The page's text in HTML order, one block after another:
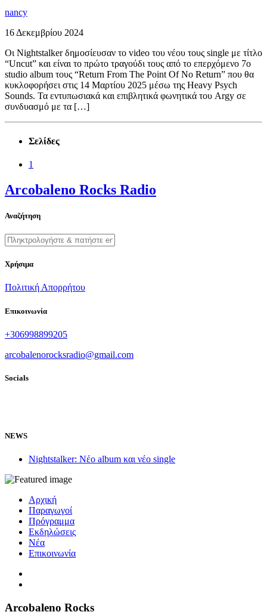
nancy
16 Δεκεμβρίου 2024
Οι Nightstalker δημοσίευσαν το video του νέου τους single με τίτλο
“Uncut” και είναι το πρώτο τραγούδι τους από το επερχόμενο 7ο
studio album τους “Return From The Point Of No Return” που θα
κυκλοφορήσει στις 14 Μαρτίου 2025 μέσω της Heavy Psych
Sounds. Τα εντυπωσιακά και επιβλητικά φωνητικά του Argy σε
συνδυασμό με τα […]
Σελίδες
1
Arcobaleno Rocks Radio
Αναζήτηση
Χρήσιμα
Πολιτική Απορρήτου
Επικοινωνία
+306998899205
arcobalenorocksradio@gmail.com
Socials
NEWS
Nightstalker: Νέο album και νέο single
Αρχική
Παραγωγοί
Πρόγραμμα
Εκδηλώσεις
Νέα
Επικοινωνία
Arcobaleno Rocks